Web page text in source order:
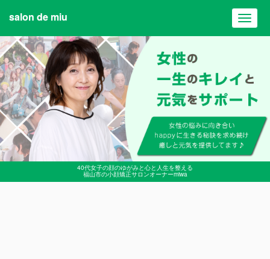
40代女子の顔のゆがみと心と人生を整える
福山市の小顔矯正サロンオーナーmiwa
salon de miu